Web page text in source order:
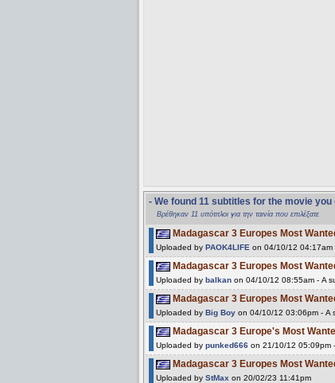
- We found 11 subtitles for the movie you
Βρέθηκαν 11 υπότιτλοι για την ταινία που επιλέξατε
Madagascar 3 Europes Most
Uploaded by PAOK4LIFE on 04/10/12 04:17am
Madagascar 3 Europes Most
Uploaded by balkan on 04/10/12 08:55am - A
Madagascar 3 Europes Most
Uploaded by Big Boy on 04/10/12 03:06pm - A
Madagascar 3 Europe's Most
Uploaded by punked666 on 21/10/12 05:09pm
Madagascar 3 Europes Most
Uploaded by StMax on 20/02/23 11:41pm